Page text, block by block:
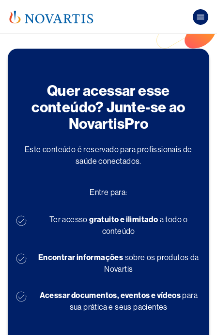
Quer acessar esse
conteúdo? Junte-se ao
NovartisPro
Este conteúdo é reservado para profissionais de
saúde conectados.
Entre para:
Ter acessogratuito e ilimitado a todo o
conteúdo
Encontrar informações sobre os produtos da
Novartis
Acessar documentos, eventos e vídeospara
sua prática e seus pacientes